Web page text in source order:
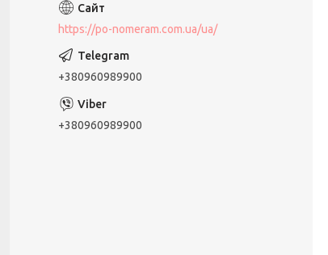
https://po-nomeram.com.ua/ua/
+380960989900
+380960989900